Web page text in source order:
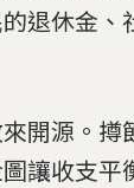
退休金
開源。撙
讓收支平